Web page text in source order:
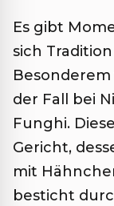
Es gibt
sich
der Fall bei
Funghi.
Gericht,
mit
besticht